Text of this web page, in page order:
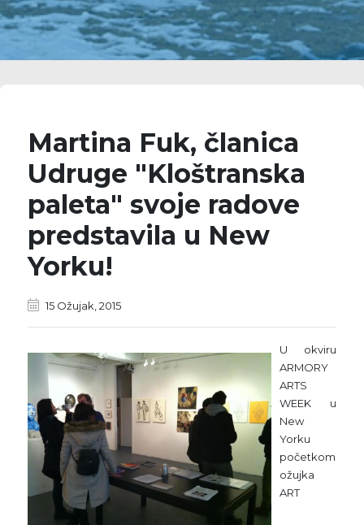
Martina Fuk, članica
Udruge "Kloštranska
paleta" svoje radove
predstavila u New
Yorku!
15 Ožujak, 2015
U okviru
ARMORY
ARTS
WEEK u
New
Yorku
početkom
ožujka
ART